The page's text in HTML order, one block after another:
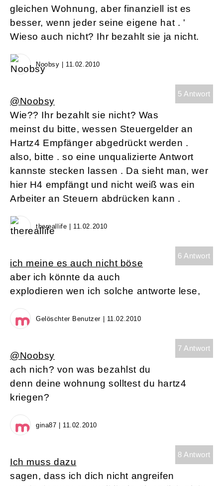
gleichen Wohnung, aber finanziell ist es
besser, wenn jeder seine eigene hat . '
Wieso auch nicht? Ihr bezahlt sie ja nicht.
Noobsy | 11.02.2010
5 Antwort
@Noobsy
Wie?? Ihr bezahlt sie nicht? Was
meinst du bitte, wessen Steuergelder an
Hartz4 Empfänger abgedrückt werden .
also, bitte . so eine unqualizierte Antwort
kannste stecken lassen . Da sieht man, wer
hier H4 empfängt und nicht weiß was ein
Arbeiter an Steuern abdrücken kann .
thereallife | 11.02.2010
6 Antwort
ich meine es auch nicht böse
aber ich könnte da auch
explodieren wen ich solche antworte lese,
Gelöschter Benutzer | 11.02.2010
7 Antwort
@Noobsy
ach nich? von was bezahlst du
denn deine wohnung solltest du hartz4
kriegen?
gina87 | 11.02.2010
8 Antwort
Ich muss dazu
sagen, dass ich dich nicht angreifen